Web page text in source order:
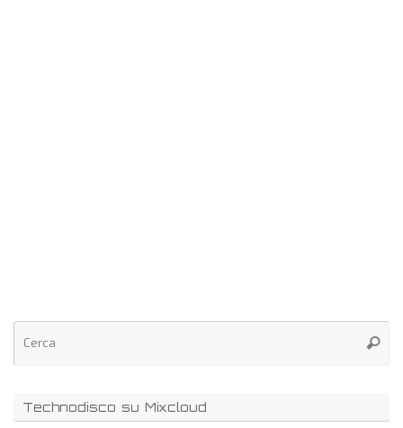
Technodisco su Mixcloud